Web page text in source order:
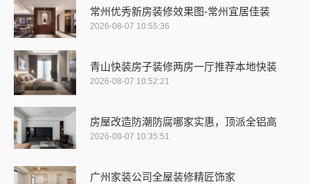
常州优秀新房装修效果图-常州宜居佳装
2026-08-07 10:55:36
青山快装房子装修两房一厅推荐本地快装
2026-08-07 10:52:21
房屋改造防潮防腐哪家实惠，顶派全铝高
2026-08-07 10:35:51
广州家装公司全屋装修精匠饰家